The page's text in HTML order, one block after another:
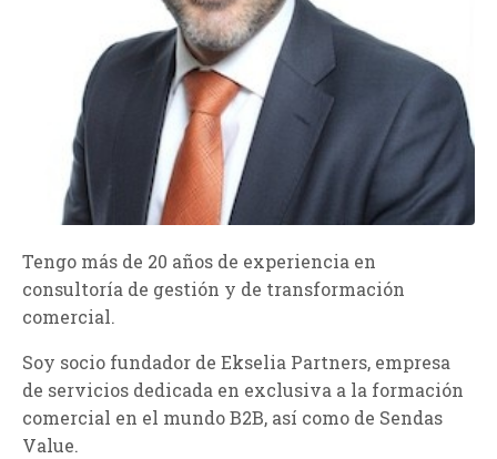
Tengo más de 20 años de experiencia en
consultoría de gestión y de transformación
comercial.
Soy socio fundador de Ekselia Partners, empresa
de servicios dedicada en exclusiva a la formación
comercial en el mundo B2B, así como de Sendas
Value.